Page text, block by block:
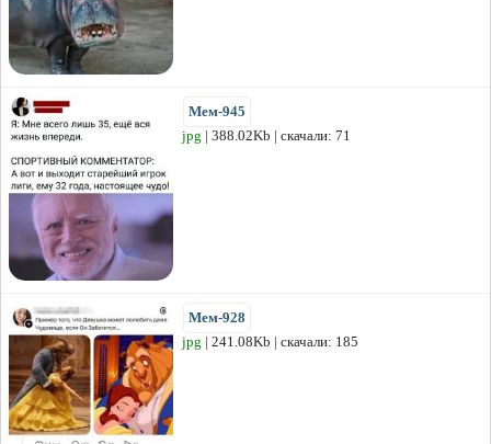
Мем-945
jpg | 388.02Kb | скачали: 71
Мем-928
jpg | 241.08Kb | скачали: 185